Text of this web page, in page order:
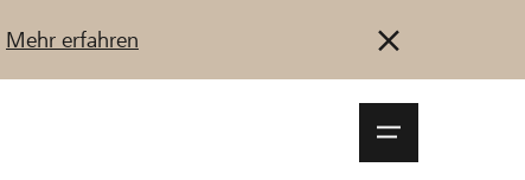
Mehr erfahren